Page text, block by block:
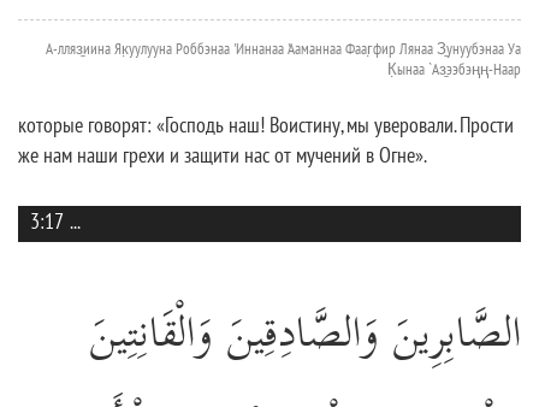
А-лляз̱иина Як̣уулууна Роббэнаа 'Иннанаа 'Ааманнаа Фааг̣фир Лянаа З̱унуубэнаа Уа
К̣ынаа `Аз̱ээбэңң-Наар
которые говорят: «Господь наш! Воистину, мы уверовали. Прости
же нам наши грехи и защити нас от мучений в Огне».
3:17 ...
الصَّابِرِينَ وَالصَّادِقِينَ وَالْقَانِتِينَ